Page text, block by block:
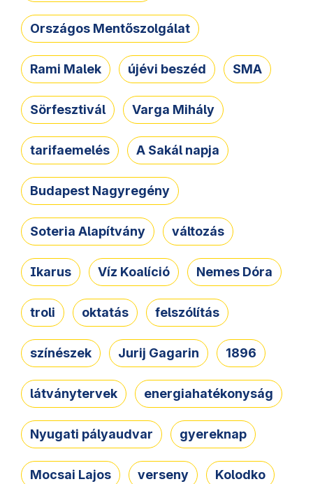
Országos Mentőszolgálat
Rami Malek újévi beszéd SMA
Sörfesztivál Varga Mihály
tarifaemelés A Sakál napja
Budapest Nagyregény
Soteria Alapítvány változás
Ikarus Víz Koalíció Nemes Dóra
troli oktatás felszólítás
színészek Jurij Gagarin 1896
látványtervek energiahatékonyság
Nyugati pályaudvar gyereknap
Mocsai Lajos verseny Kolodko